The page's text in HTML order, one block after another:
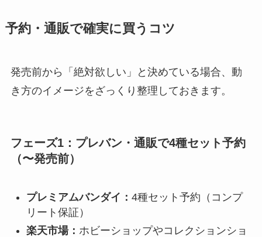
予約・通販で確実に買うコツ
発売前から「絶対欲しい」と決めている場合、動
き方のイメージをざっくり整理しておきます。
フェーズ1：プレバン・通販で4種セット予約
（〜発売前）
プレミアムバンダイ： 4種セット予約（コンプ
リート保証）
楽天市場： ホビーショップやコレクションショ